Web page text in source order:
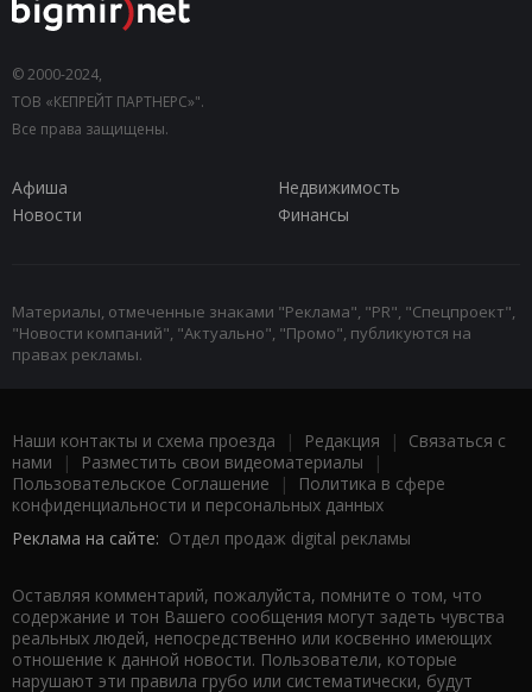
© 2000-2024,
ТОВ «КЕПРЕЙТ ПАРТНЕРС»".
Все права защищены.
Афиша
Недвижимость
Новости
Финансы
Материалы, отмеченные знаками "Реклама", "PR", "Спецпроект",
"Новости компаний", "Актуально", "Промо", публикуются на
правах рекламы.
Наши контакты и схема проезда | Редакция | Связаться с
нами | Разместить свои видеоматериалы |
Пользовательское Соглашение |
Политика в сфере
конфиденциальности и персональных данных
Реклама на сайте: Отдел продаж digital рекламы
Оставляя комментарий, пожалуйста, помните о том, что
содержание и тон Вашего сообщения могут задеть чувства
реальных людей, непосредственно или косвенно имеющих
отношение к данной новости. Пользователи, которые
нарушают эти правила грубо или систематически, будут